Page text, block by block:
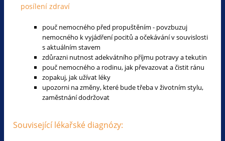
posílení zdraví
pouč nemocného před propuštěním - povzbuzuj
nemocného k vyjádření pocitů a očekávání v souvislosti
s aktuálním stavem
zdůrazni nutnost adekvátního příjmu potravy a tekutin
pouč nemocného a rodinu, jak převazovat a čistit ránu
zopakuj, jak užívat léky
upozorni na změny, které bude třeba v životním stylu,
zaměstnání dodržovat
Související lékařské diagnózy: